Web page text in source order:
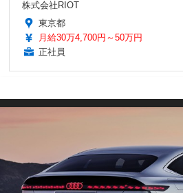
株式会社RIOT
東京都
月給30万4,700円～50万円
正社員